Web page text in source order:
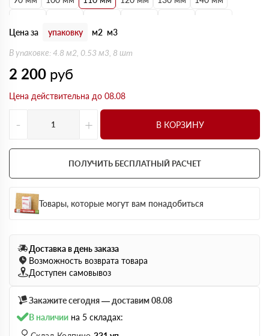
Цена за
упаковку м2 м3
В упаковке: 4.8 м2, 0.53 м3, 8 шт
2 200 руб
Цена действительна до 08.08
- + В КОРЗИНУ
ПОЛУЧИТЬ БЕСПЛАТНЫЙ РАСЧЕТ
Товары, которые могут вам понадобиться
Доставка в день заказа
Возможность возврата товара
Доступен самовывоз
Закажите сегодня — доставим 08.08
В наличии на 5 складах: